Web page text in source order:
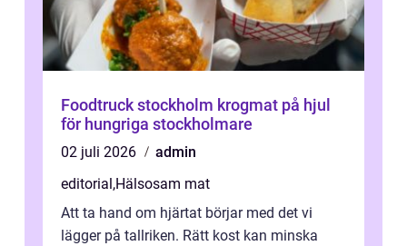
Foodtruck stockholm krogmat på hjul
för hungriga stockholmare
02 juli 2026
admin
editorial,Hälsosam mat
Att ta hand om hjärtat börjar med det vi
lägger på tallriken. Rätt kost kan minska